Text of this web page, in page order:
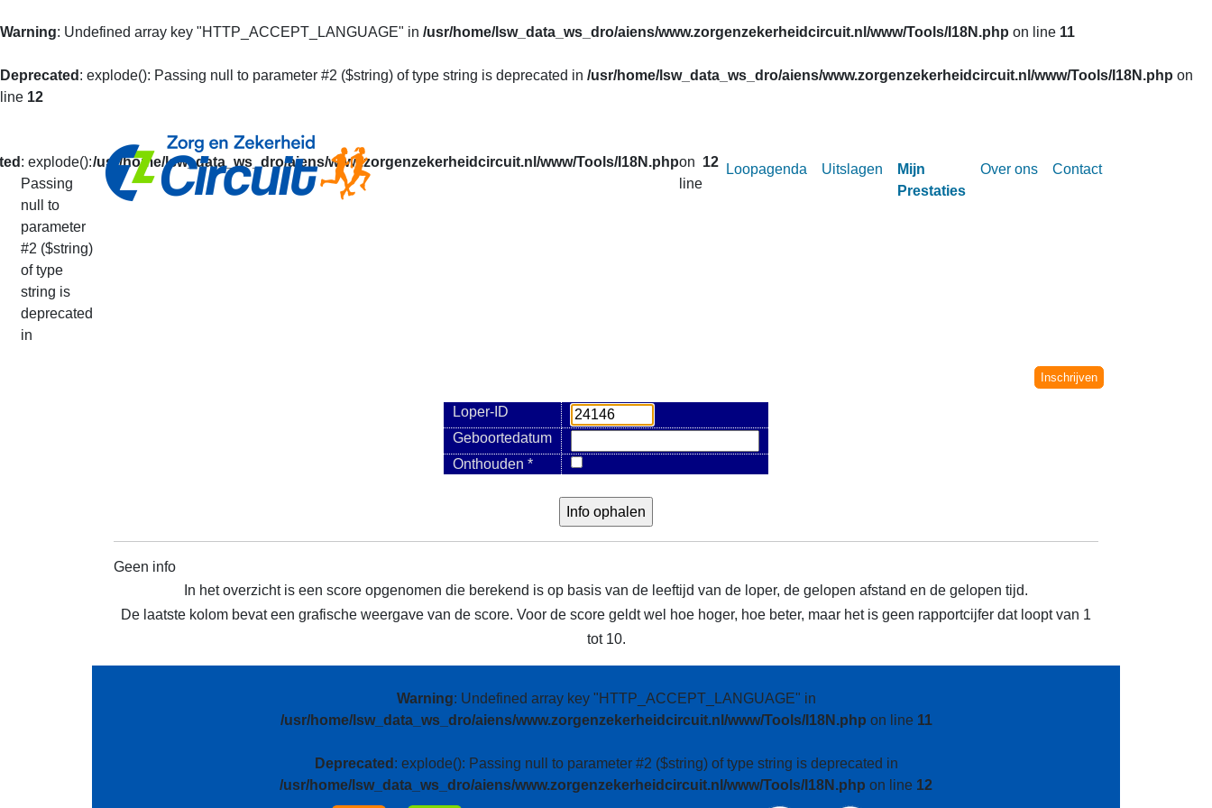
Warning: Undefined array key "HTTP_ACCEPT_LANGUAGE" in /usr/home/lsw_data_ws_dro/aiens/www.zorgenzekerheidcircuit.nl/www/Tools/I18N.php on line 11
Deprecated : explode(): Passing null to parameter #2 ($string) of type string is deprecated in /usr/home/lsw_data_ws_dro/aiens/www.zorgenzekerheidcircuit.nl/www/Tools/I18N.php on
line 12
: explode():
Passing
null to
parameter
#2 ($string)
of type
string is
deprecated
in
/usr/home/lsw_data_ws_dro/aiens/www.zorgenzekerheidcircuit.nl/www/Tools/I18N.phpon
line
12 Loopagenda Uitslagen
Mijn
Prestaties
Over ons Contact
Inschrijven
Loper-ID
Geboortedatum
Onthouden *
Geen info
In het overzicht is een score opgenomen die berekend is op basis van de leeftijd van de loper, de gelopen afstand en de gelopen tijd.
De laatste kolom bevat een grafische weergave van de score. Voor de score geldt wel hoe hoger, hoe beter, maar het is geen rapportcijfer dat loopt van 1
tot 10.
Warning: Undefined array key "HTTP_ACCEPT_LANGUAGE" in
/usr/home/lsw_data_ws_dro/aiens/www.zorgenzekerheidcircuit.nl/www/Tools/I18N.php on line 11
Deprecated : explode(): Passing null to parameter #2 ($string) of type string is deprecated in
/usr/home/lsw_data_ws_dro/aiens/www.zorgenzekerheidcircuit.nl/www/Tools/I18N.php on line 12